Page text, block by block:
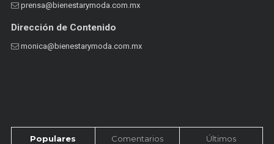
prensa@bienestarymoda.com.mx
Dirección de Contenido
monica@bienestarymoda.com.mx
Populares Comentarios Últimos